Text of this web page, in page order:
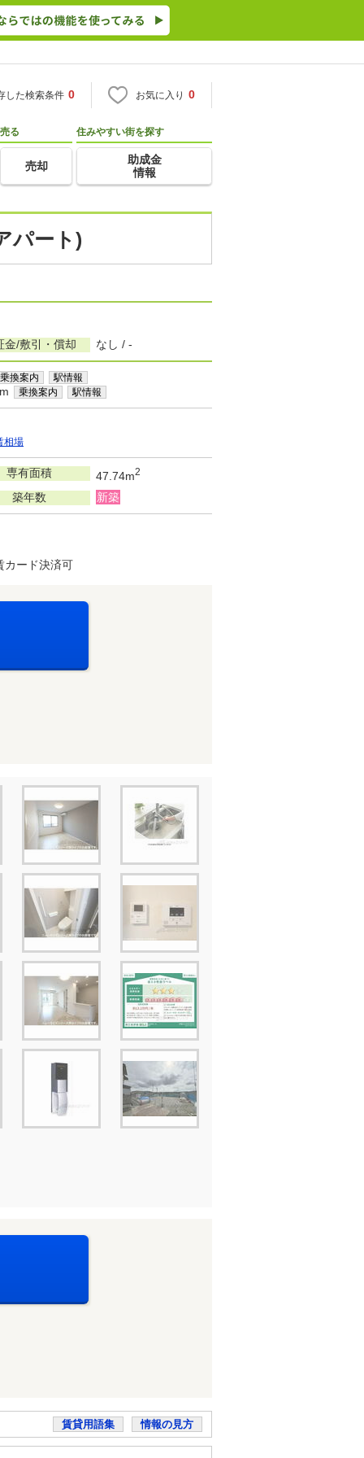
した検索条件 0 お気に入り 0
売る
売却
住みやすい街を探す
助成金
情報
パート)
金/敷引・償却 なし / -
乗換案内 駅情報
乗換案内 駅情報
相場
専有面積 47.74m2
築年数 新築
カード決済可
賃貸用語集 情報の見方